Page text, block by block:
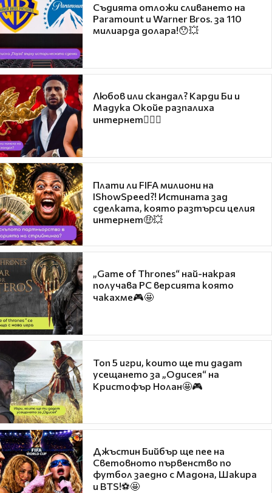
Съдията отложи сливането на
Paramount и Warner Bros. за 110
милиарда долара!😯💥
Любов или скандал? Карди Би и
Мадука Окойе разпалиха
интернет❤️‍🔥🔥
Плати ли FIFA милиони на
IShowSpeed?! Истината зад
сделката, която разтърси целия
интернет🤑💥
„Game of Thrones“ най-накрая
получава PC версията която
чакахме🎮🤩
Топ 5 игри, които ще ти дадат
усещането за „Одисея“ на
Кристофър Нолан🤩🎮
Джъстин Бийбър ще пее на
Световното първенство по
футбол заедно с Мадона, Шакира
и BTS!⚽🤩